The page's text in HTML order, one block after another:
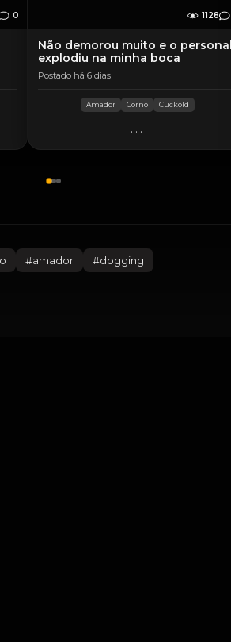
0 1128
Não demorou muito e o
explodiu na minha boca
Postado há 6 dias
Amador Corno Cuckold
...
#amador #dogging